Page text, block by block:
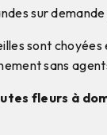
sur
sont
sans
fleurs à